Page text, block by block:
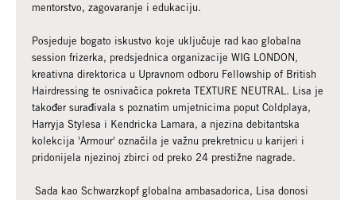
mentorstvo, zagovaranje i edukaciju.
Posjeduje bogato iskustvo koje uključuje rad kao globalna
session frizerka, predsjednica organizacije WIG LONDON,
kreativna direktorica u Upravnom odboru Fellowship of British
Hairdressing te osnivačica pokreta TEXTURE NEUTRAL. Lisa je
također surađivala s poznatim umjetnicima poput Coldplaya,
Harryja Stylesa i Kendricka Lamara, a njezina debitantska
kolekcija 'Armour' označila je važnu prekretnicu u karijeri i
pridonijela njezinoj zbirci od preko 24 prestižne nagrade.
Sada kao Schwarzkopf globalna ambasadorica, Lisa donosi